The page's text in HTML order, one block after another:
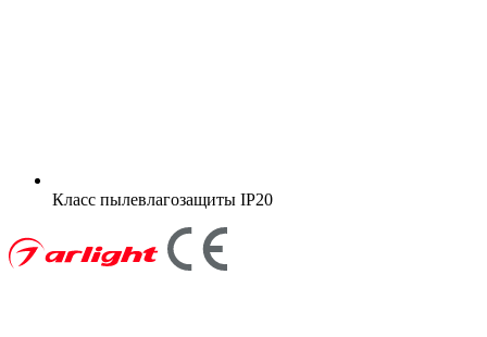
Класс пылевлагозащиты IP20